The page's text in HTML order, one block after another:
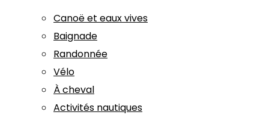
Canoë et eaux vives
Baignade
Randonnée
Vélo
À cheval
Activités nautiques